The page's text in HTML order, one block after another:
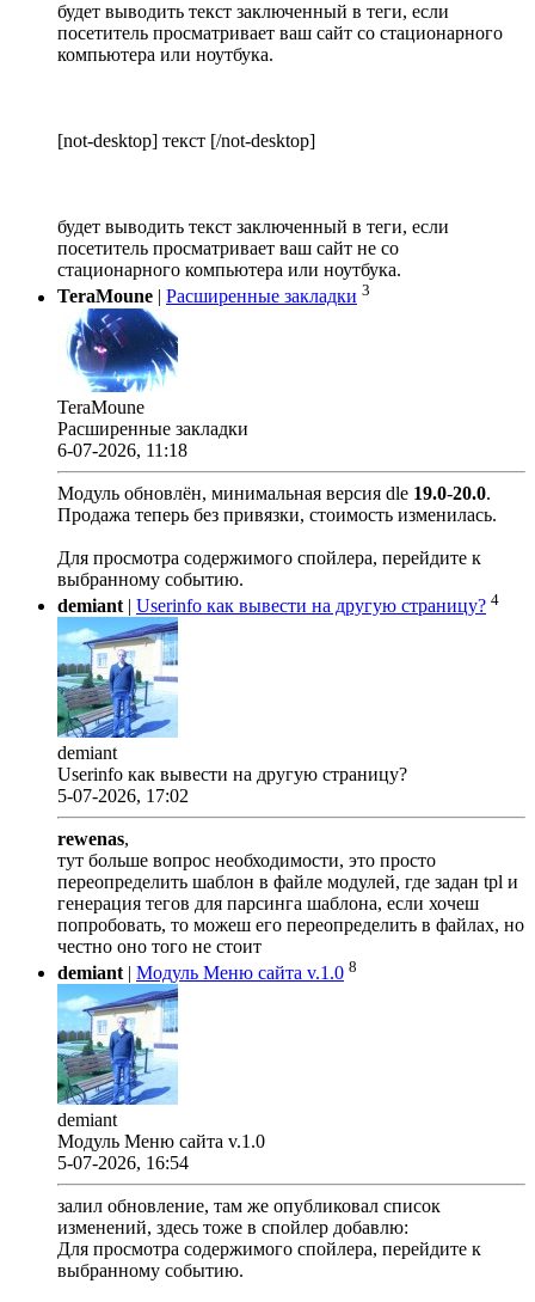
будет выводить текст заключенный в теги, если
посетитель просматривает ваш сайт со стационарного
компьютера или ноутбука.
[not-desktop] текст [/not-desktop]
будет выводить текст заключенный в теги, если
посетитель просматривает ваш сайт не со
стационарного компьютера или ноутбука.
TeraMoune
Расширенные закладки 3
TeraMoune
Расширенные закладки
6-07-2026, 11:18
Модуль обновлён, минимальная версия dle 19.0-20.0.
Продажа теперь без привязки, стоимость изменилась.
Для просмотра содержимого спойлера, перейдите к
выбранному событию.
demiant | Userinfo как вывести на другую страницу? 4
demiant
Userinfo как вывести на другую страницу?
5-07-2026, 17:02
rewenas,
тут больше вопрос необходимости, это просто
переопределить шаблон в файле модулей, где задан tpl и
генерация тегов для парсинга шаблона, если хочеш
попробовать, то можеш его переопределить в файлах, но
честно оно того не стоит
demiant | Модуль Меню сайта v.1.0 8
demiant
Модуль Меню сайта v.1.0
5-07-2026, 16:54
залил обновление, там же опубликовал список
изменений, здесь тоже в спойлер добавлю:
Для просмотра содержимого спойлера, перейдите к
выбранному событию.